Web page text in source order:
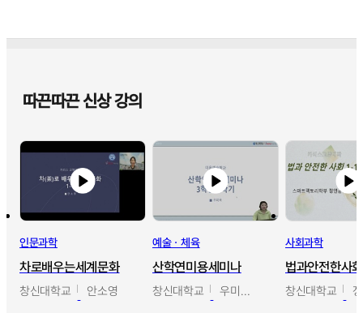
따끈따끈 신상 강의
인문과학
차로배우는세계문화
창신대학교 안소영
예술ㆍ체육
산학연미용세미나
창신대학교 우미옥,오윤경,박선이
사회과학
법과안전한사회
창신대학교